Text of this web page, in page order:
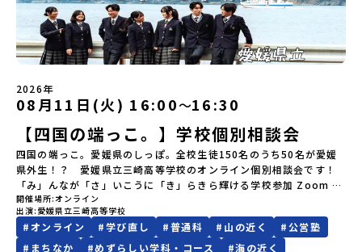
レルギー対応希望にはお応えしかねる場合がございます。対応が必
要な場合は必ず事前にご相談ください。・参加取消や急遽参加でき
なくなった場合について参加決定後の参加お取り消しはご遠慮下さ
い。やむを得ないお取り消しの場合はお早めに事務局までご連絡く
合、以下のルールに沿って対応させていただきます。ご了承くださ
い。プログラム開催日の前日＜7月27日＞から、【キャンセルのご連
絡日：お支払いいただく旅行代金】・21日目にあたる日以前：無
料・20日目-8日目：20％・7日目-2日目：30％・プログラム開始日
の前日：40％・プログラム開始日当日：50％・ご連絡無しでの不参
加またはプログラム開始後の解除：100％・催行中止について天候な
どの状況等によって開催を見合わせる可能性があります。その場合
は原則、開催日1週間前までにご連絡いたします。又、最少催行人数
に達しなかった場合は、開催日3週間前までに催行中止の旨をメール
にてご連絡いたします。・よくあるご質問その他、よくあるご質問
についてはこちらをご確認ください。運営団体について＜プログラ
場合は、当選を取り消しとさせていただきます。当選取り消しがあ
った場合は、繰り上げ当選者へご連絡させていただきます。登録メ
ールアドレスの変更をご希望の場合は下記の地域みらい留学公式
LINEよりご連絡をお願いします。※受信制限設定をしていると、通
「@miratabi.jp」からのメールを受信できるよう設定をお願いいた
します。※結果に関する個別のお問合せにはお答えしておりません
ので、ご了承ください。・お申し込みについてお申込はお一人様1回
限りです。PC・スマートフォンからお申込ください。申込後の内容
変更はできません。お申込時は、メールアドレスの入力間違いにご
注意ください。・宿泊について１室に複数(同性2～4名程度)で宿泊
いただく予定です。・食事アレルギー対応について個別の詳細なア
レルギー対応希望にはお応えしかねる場合がございます。対応が必
要な場合は必ず事前にご相談ください。・参加取消や急遽参加でき
なくなった場合について参加決定後の参加お取り消しはご遠慮下さ
い。やむを得ないお取り消しの場合はお早めに事務局までご連絡く
てプログラムを変更する場合がございます。参加概要【開催場所】
岩手県八幡平市【実施日程】8月3日（月）〜8月5日（水）※参加が
確定した方には7月9日(木) 18:30～20：00に 「参加者向け事前オ
ンラインセッション」をご案内する予定です。【集合場所・時間】
14:30 解散【対象】中学2年生、中学3年生【宿泊先】ペンションき
らく※1室に複数(同性2～4名程度)で宿泊いただく予定です。【旅行
代金】無料※旅行代金に含まれる費用のうち、以下の内容が無料と
なります：・宿泊費（2泊分）・プログラム内のアクティビティ・体
験費用・一部の食事代*以下の費用は参加者のご負担となります・集
合場所までの往復交通費・お土産代や自由時間の個人飲食費などの
個人的費用【募集人数】最大10名（お申し込み多数の場合は抽選の
上決定）【参加者決定】お申し込み多数の場合は、締め切り後1週間
を目途に当落結果をご連絡いたします。【申し込み締切】6月8日
(月)12：00 から 6月22日(月) 12：00まで疑問も不安もワクワクに
変える！「おためし地域留学」ステップアップ説明会プログラムの
の営みの一部として共生してきた風土が存在します。標津高校で
は、地域と連携して「食」を考える「フードデザイン」の授業がお
すすめの一つです。生徒たちが地元の素材を活かしたメニュー開発
を行い、町内の学校給食に「標高給食DAY」としてオリジナル給食
ける活動を行っています。今回のプログラムでは、この取り組みを
行う高校生たちと一緒に夕食づくりを体験。地域の食文化と向き合
っている先輩から直接話を聞くことができます🎵先輩たちとの交流
は、きっと「未来へのヒント」が見つかるきっかけになります。そ
んな他にはないスペシャルな魅力がギュッと詰まった北海道標津町
でアクティビティをしたり、五感で感じるフィールドワークをしな
がら「雄大な自然と生き物」「伝統的な産業と人々の暮らし」の魅
力に触れ一緒に探求しませんか？体験のおすすめポイント体験プロ
グラム内容（予定）＜１日目＞（PM）「オリエンテーション・自己
紹介ワーク」「サーモン科学館見学」 -「鮭の聖地・しべつ」の歴
史や成り立ちを知る「夕食」 -高校生も一緒にみんなで夕食「1日
2026年
08月11日(火) 16:00〜16:30
【四国の端っこ。】学校個別相談会
四国の端っこ。愛媛県のしっぽ。全校生徒150名のうち50名が愛媛
県外生！？ 愛媛県立三崎高等学校のオンライン個別相談会です！
「み」んなが「さ」いこうに「き」らきら輝ける学校参加 Zoom ミ
ーティングhttps://zoom.us/j/4499683188?
ミーティングID: 449 968 3188パスコード: MISAKI2026 もし良
かったら、こちらの動画もご覧ください。
開催場所 オンライン
出演 愛媛県立三崎高等学校
#オンライン #学び直し #普通科 # 山の近く #公営塾
# まちなか #めずらしい学科・コース #海の近く